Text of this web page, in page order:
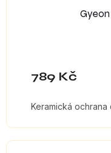
789 Kč
Keramická